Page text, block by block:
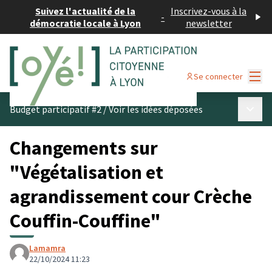
Suivez l'actualité de la
démocratie locale à Lyon
- Inscrivez-vous à la
newsletter
Se connecter
Budget participatif #2/Voir les idées déposées
Changements sur
"Végétalisation et
agrandissement cour Crèche
Couffin-Couffine"
Lamamra
22/10/2024 11:23